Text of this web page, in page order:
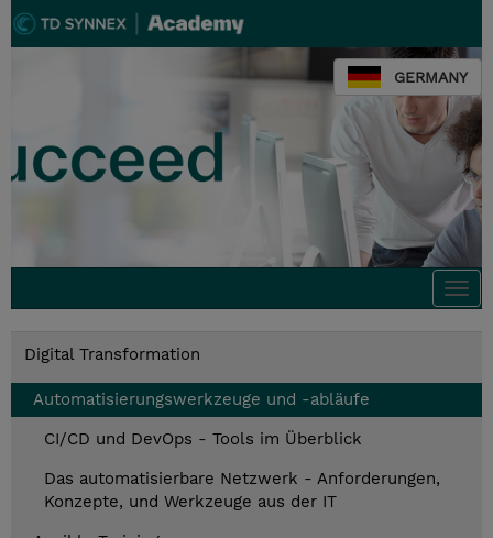
GERMANY
Digital Transformation
Automatisierungswerkzeuge und -abläufe
CI/CD und DevOps - Tools im Überblick
Das automatisierbare Netzwerk - Anforderungen,
Konzepte, und Werkzeuge aus der IT